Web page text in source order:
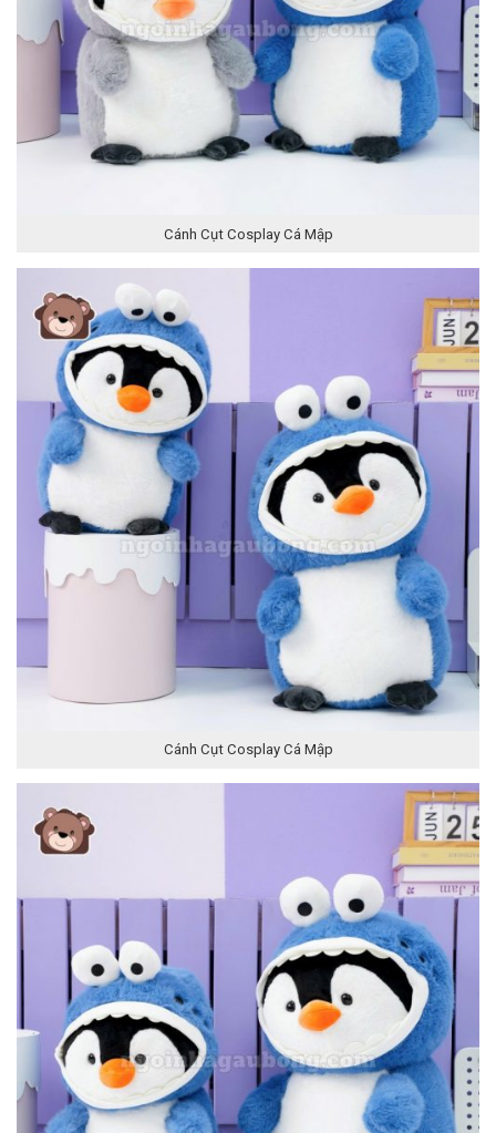
Cánh Cụt Cosplay Cá Mập
Cánh Cụt Cosplay Cá Mập